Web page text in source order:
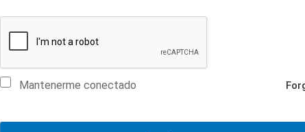
Mantenerme conectado